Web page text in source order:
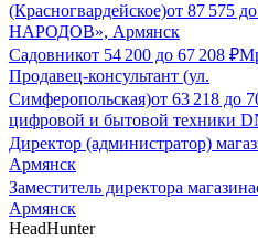
(Красногвардейское)от 87 575 до
НАРОДОВ», Армянск
Садовникот 54 200 до 67 208 ₽
Продавец-консультант (ул.
Симферопольская)от 63 218 до
цифровой и бытовой техники
Директор (администратор)
Армянск
Заместитель директора магазина
Армянск
HeadHunter